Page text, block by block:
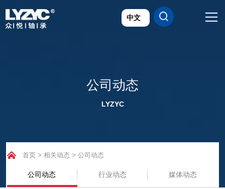
应用领域
公司动态
公司动态
LYZYC
首页> 相关动态> 公司动态
公司动态 行业动态 媒体动态